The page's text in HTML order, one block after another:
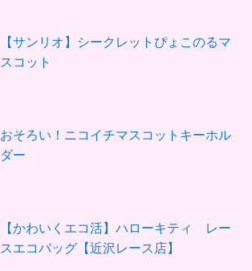
【サンリオ】シークレットぴょこのるマ
スコット
おそろい！ニコイチマスコットキーホル
ダー
【かわいくエコ活】ハローキティ レー
スエコバッグ【近沢レース店】